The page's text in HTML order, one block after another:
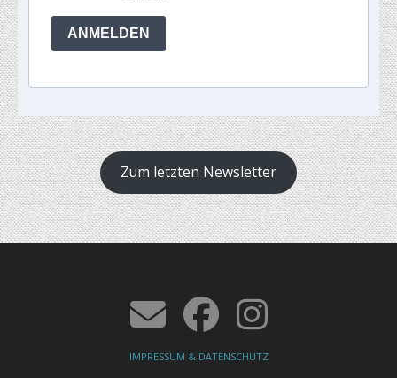
ANMELDEN
Zum letzten Newsletter
IMPRESSUM & DATENSCHUTZ